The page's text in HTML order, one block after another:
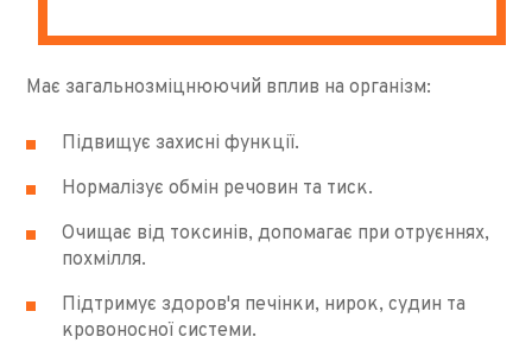
Має загальнозміцнюючий вплив на організм:
Підвищує захисні функції.
Нормалізує обмін речовин та тиск.
Очищає від токсинів, допомагає при отруєннях,
похмілля.
Підтримує здоров'я печінки, нирок, судин та
кровоносної системи.